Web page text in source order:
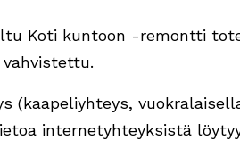
Koti kuntoon -remontti
(kaapeliyhteys,
internetyhteyksistä